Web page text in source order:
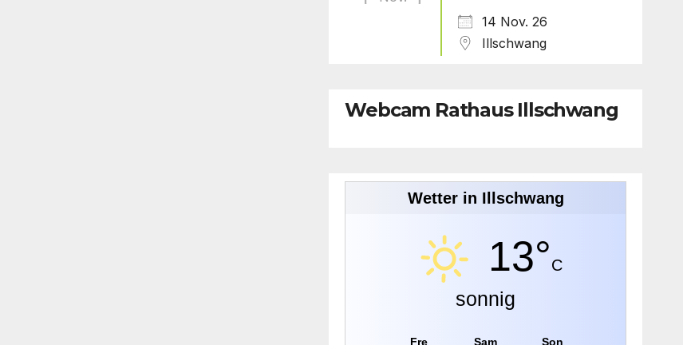
14 Nov. 26
Illschwang
Webcam Rathaus Illschwang
Wetter in Illschwang
13°C
sonnig
Fre Sam Son